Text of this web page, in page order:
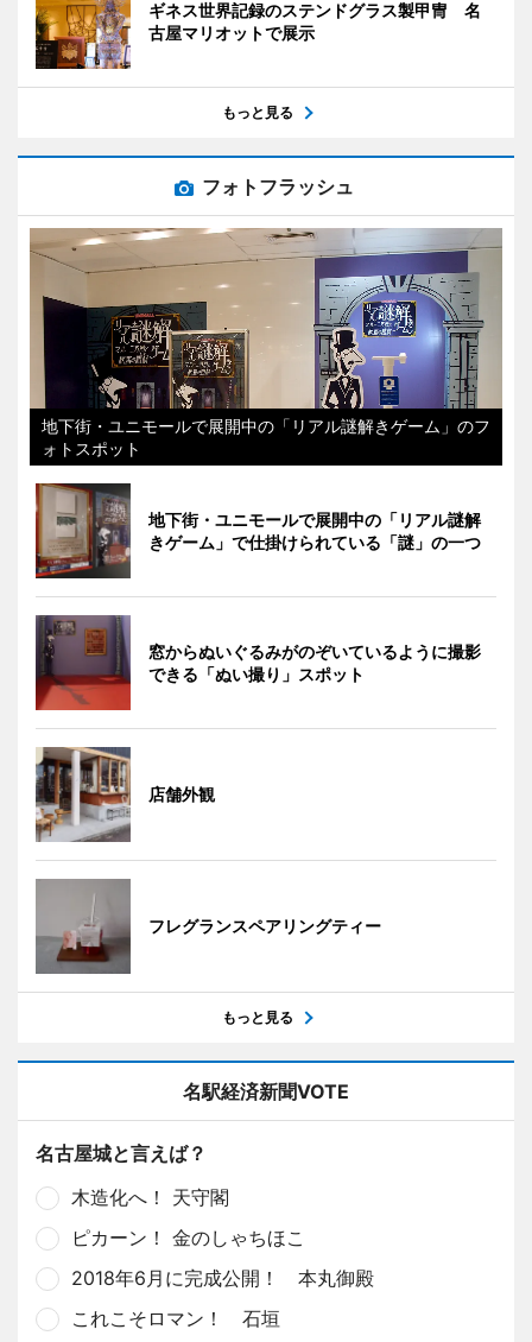
ギネス世界記録のステンドグラス製甲冑 名
古屋マリオットで展示
もっと見る
フォトフラッシュ
地下街・ユニモールで展開中の「リアル謎解きゲーム」のフ
ォトスポット
地下街・ユニモールで展開中の「リアル謎解
きゲーム」で仕掛けられている「謎」の一つ
窓からぬいぐるみがのぞいているように撮影
できる「ぬい撮り」スポット
店舗外観
フレグランスペアリングティー
もっと見る
名駅経済新聞VOTE
名古屋城と言えば？
木造化へ！ 天守閣
ピカーン！ 金のしゃちほこ
2018年6月に完成公開！ 本丸御殿
これこそロマン！ 石垣